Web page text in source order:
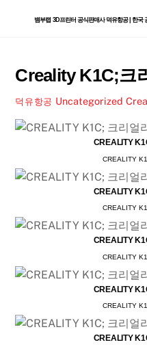
뱀부랩 3D프린터 공식판매사 덕유항공 | 한국
Creality K1C;크
덕유항공 Uncategorized
CREALITY
CREALITY
CREALITY
CREALITY
CREALITY
CREALITY
CREALITY
CREALITY
CREALITY